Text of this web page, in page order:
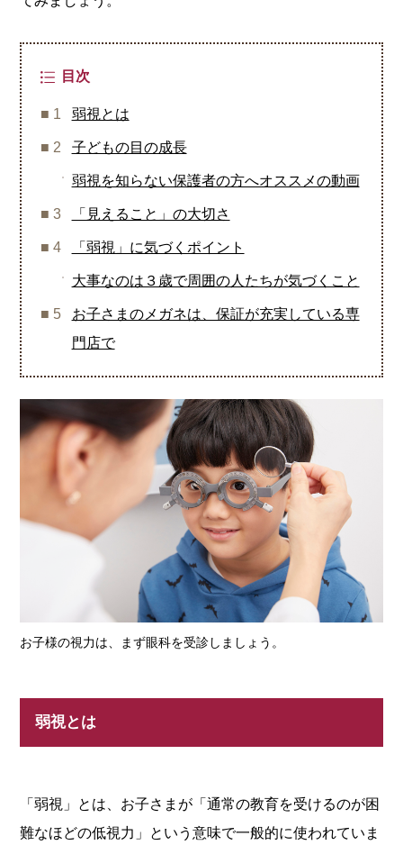
目次
弱視とは
子どもの目の成長
弱視を知らない保護者の方へオススメの動画
「見えること」の大切さ
「弱視」に気づくポイント
大事なのは３歳で周囲の人たちが気づくこと
お子さまのメガネは、保証が充実している専
門店で
お子様の視力は、まず眼科を受診しましょう。
弱視とは
「弱視」とは、お子さまが「通常の教育を受けるのが困
難なほどの低視力」という意味で一般的に使われていま